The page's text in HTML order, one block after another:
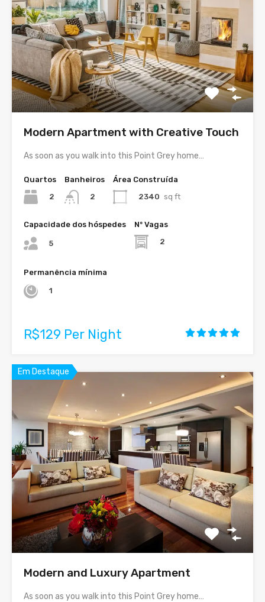
Modern Apartment with Creative Touch
As soon as you walk into this Point Grey home…
Quartos
2
Banheiros
2
Área Construída
2340 sq ft
Capacidade dos hóspedes
5
Nº Vagas
2
Permanência mínima
1
R$129 Per Night
Em Destaque
Modern and Luxury Apartment
As soon as you walk into this Point Grey home…